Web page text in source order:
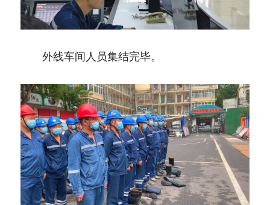
外线车间人员集结完毕。